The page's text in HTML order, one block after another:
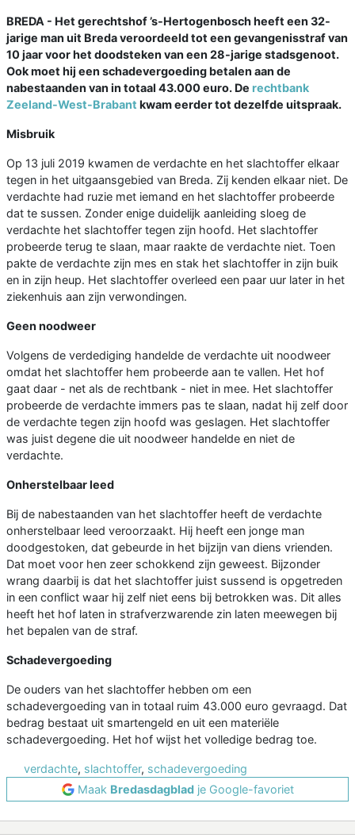
BREDA - Het gerechtshof ’s-Hertogenbosch heeft een 32-
jarige man uit Breda veroordeeld tot een gevangenisstraf van
10 jaar voor het doodsteken van een 28-jarige stadsgenoot.
Ook moet hij een schadevergoeding betalen aan de
nabestaanden van in totaal 43.000 euro. De rechtbank
Zeeland-West-Brabant kwam eerder tot dezelfde uitspraak.
Misbruik
Op 13 juli 2019 kwamen de verdachte en het slachtoffer elkaar
tegen in het uitgaansgebied van Breda. Zij kenden elkaar niet. De
verdachte had ruzie met iemand en het slachtoffer probeerde
dat te sussen. Zonder enige duidelijk aanleiding sloeg de
verdachte het slachtoffer tegen zijn hoofd. Het slachtoffer
probeerde terug te slaan, maar raakte de verdachte niet. Toen
pakte de verdachte zijn mes en stak het slachtoffer in zijn buik
en in zijn heup. Het slachtoffer overleed een paar uur later in het
ziekenhuis aan zijn verwondingen.
Geen noodweer
Volgens de verdediging handelde de verdachte uit noodweer
omdat het slachtoffer hem probeerde aan te vallen. Het hof
gaat daar - net als de rechtbank - niet in mee. Het slachtoffer
probeerde de verdachte immers pas te slaan, nadat hij zelf door
de verdachte tegen zijn hoofd was geslagen. Het slachtoffer
was juist degene die uit noodweer handelde en niet de
verdachte.
Onherstelbaar leed
Bij de nabestaanden van het slachtoffer heeft de verdachte
onherstelbaar leed veroorzaakt. Hij heeft een jonge man
doodgestoken, dat gebeurde in het bijzijn van diens vrienden.
Dat moet voor hen zeer schokkend zijn geweest. Bijzonder
wrang daarbij is dat het slachtoffer juist sussend is opgetreden
in een conflict waar hij zelf niet eens bij betrokken was. Dit alles
heeft het hof laten in strafverzwarende zin laten meewegen bij
het bepalen van de straf.
Schadevergoeding
De ouders van het slachtoffer hebben om een
schadevergoeding van in totaal ruim 43.000 euro gevraagd. Dat
bedrag bestaat uit smartengeld en uit een materiële
schadevergoeding. Het hof wijst het volledige bedrag toe.
verdachte, slachtoffer, schadevergoeding
Maak Bredasdagbladje Google-favoriet